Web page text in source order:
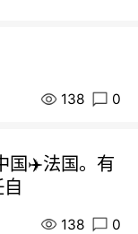
138 0
国✈️法国。有
138 0